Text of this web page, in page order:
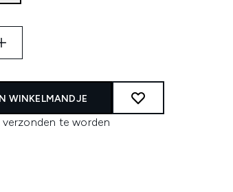
WINKELMANDJE
verzonden te worden